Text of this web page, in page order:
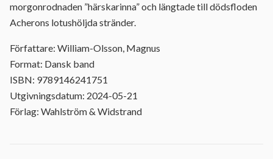
morgonrodnaden ”härskarinna” och längtade till dödsfloden
Acherons lotushöljda stränder.
Författare: William-Olsson, Magnus
Format: Dansk band
ISBN: 9789146241751
Utgivningsdatum: 2024-05-21
Förlag: Wahlström & Widstrand